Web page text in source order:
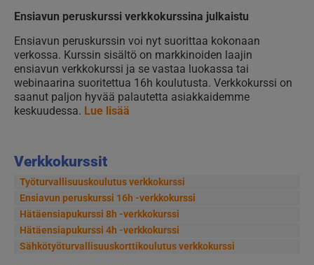
Verkkokurssit
Työturvallisuuskoulutus verkkokurssi
Ensiavun peruskurssi 16h -verkkokurssi
Hätäensiapukurssi 8h -verkkokurssi
Hätäensiapukurssi 4h -verkkokurssi
Sähkötyöturvallisuus­korttikoulutus verkkokurssi
Ensiavun peruskurssi verkkokurssina julkaistu
Ensiavun peruskurssin voi nyt suorittaa kokonaan
verkossa. Kurssin sisältö on markkinoiden laajin
ensiavun verkkokurssi ja se vastaa luokassa tai
webinaarina suoritettua 16h koulutusta. Verkkokurssi on
saanut paljon hyvää palautetta asiakkaidemme
keskuudessa. Lue lisää